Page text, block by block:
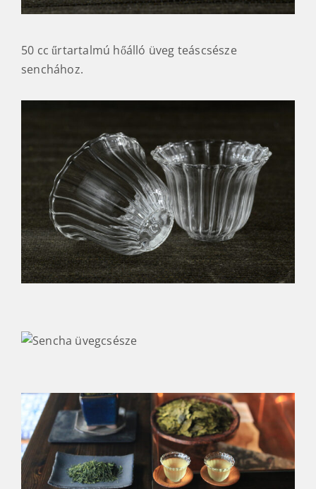
50 cc űrtartalmú hőálló üveg teáscsésze
senchához.